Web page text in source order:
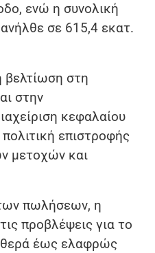
ενώ η συνολική
σε 615,4 εκατ.
βελτίωση στη
στην
κεφαλαίου
επιστροφής
μετοχών και
πωλήσεων, η
προβλέψεις για το
έως ελαφρώς